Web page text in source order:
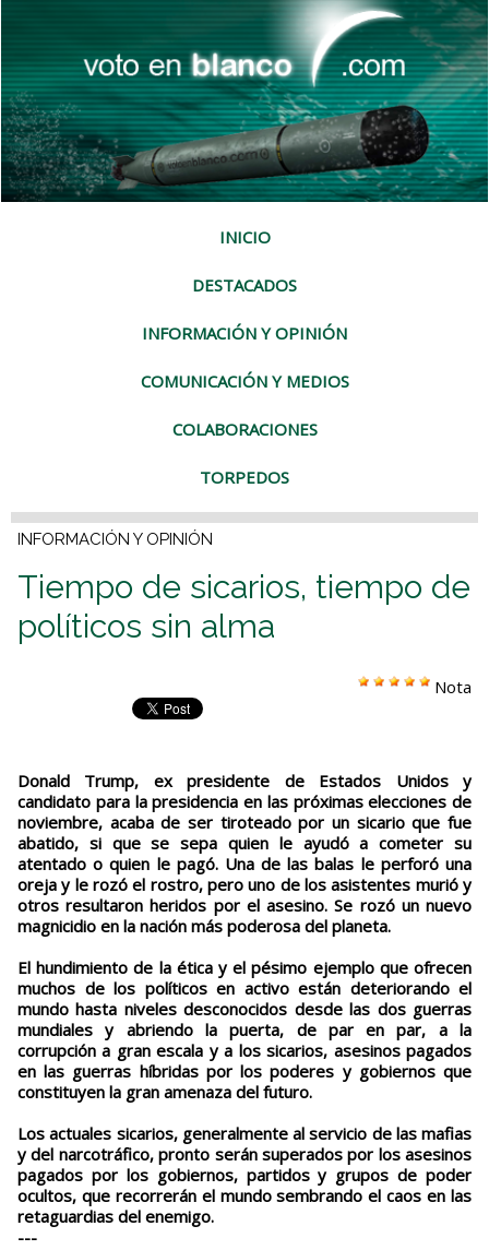
INICIO
DESTACADOS
INFORMACIÓN Y OPINIÓN
COMUNICACIÓN Y MEDIOS
COLABORACIONES
TORPEDOS
INFORMACIÓN Y OPINIÓN
Tiempo de sicarios, tiempo de
políticos sin alma
Nota
Donald Trump, ex presidente de Estados Unidos y
candidato para la presidencia en las próximas elecciones de
noviembre, acaba de ser tiroteado por un sicario que fue
abatido, si que se sepa quien le ayudó a cometer su
atentado o quien le pagó. Una de las balas le perforó una
oreja y le rozó el rostro, pero uno de los asistentes murió y
otros resultaron heridos por el asesino. Se rozó un nuevo
magnicidio en la nación más poderosa del planeta.
El hundimiento de la ética y el pésimo ejemplo que ofrecen
muchos de los políticos en activo están deteriorando el
mundo hasta niveles desconocidos desde las dos guerras
mundiales y abriendo la puerta, de par en par, a la
corrupción a gran escala y a los sicarios, asesinos pagados
en las guerras híbridas por los poderes y gobiernos que
constituyen la gran amenaza del futuro.
Los actuales sicarios, generalmente al servicio de las mafias
y del narcotráfico, pronto serán superados por los asesinos
pagados por los gobiernos, partidos y grupos de poder
ocultos, que recorrerán el mundo sembrando el caos en las
retaguardias del enemigo.
---